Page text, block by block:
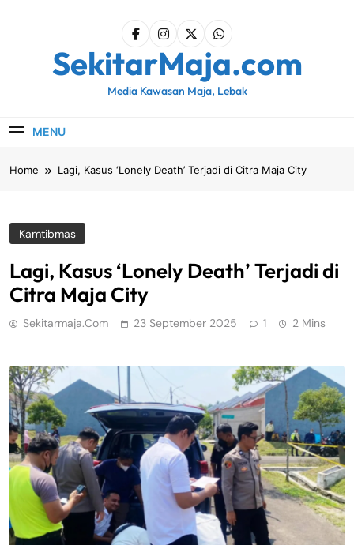
SekitarMaja.com
Media Kawasan Maja, Lebak
MENU
Home Lagi, Kasus ‘Lonely Death’ Terjadi di Citra Maja City
Kamtibmas
Lagi, Kasus ‘Lonely Death’ Terjadi di
Citra Maja City
Sekitarmaja.com 23 September 2025 1 2 Mins